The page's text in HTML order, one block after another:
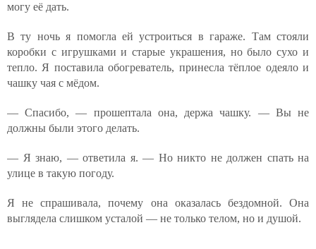
могу её дать.
В ту ночь я помогла ей устроиться в гараже. Там стояли
коробки с игрушками и старые украшения, но было сухо и
тепло. Я поставила обогреватель, принесла тёплое одеяло и
чашку чая с мёдом.
— Спасибо, — прошептала она, держа чашку. — Вы не
должны были этого делать.
— Я знаю, — ответила я. — Но никто не должен спать на
улице в такую погоду.
Я не спрашивала, почему она оказалась бездомной. Она
выглядела слишком усталой — не только телом, но и душой.